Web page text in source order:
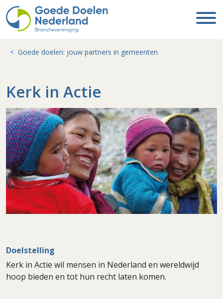
Goede doelen: jouw partners in gemeenten
Kerk in Actie
Doelstelling
Kerk in Actie wil mensen in Nederland en wereldwijd
hoop bieden en tot hun recht laten komen.